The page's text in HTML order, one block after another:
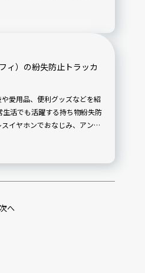
待ち時間を短縮できるのがう
ィ）の紛失防止トラッカ
愛用品、便利グッズなどを紹
活でも活躍する持ち物紛失防
イヤホンでおなじみ、アンカ
Android用のモデルがあり、
財布など貴重品の場所を把握
次へ